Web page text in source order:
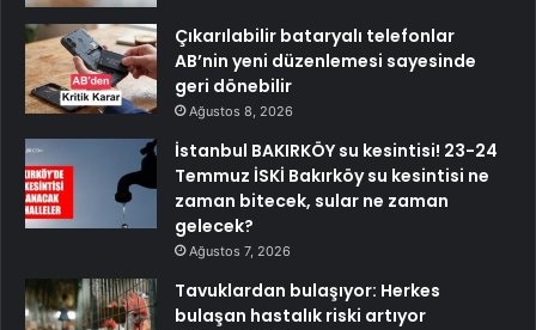
Çıkarılabilir bataryalı telefonlar
AB’nin yeni düzenlemesi sayesinde
geri dönebilir
Ağustos 8, 2026
İstanbul BAKIRKÖY su kesintisi! 23-24
Temmuz İSKİ Bakırköy su kesintisi ne
zaman bitecek, sular ne zaman
gelecek?
Ağustos 7, 2026
Tavuklardan bulaşıyor: Herkes
bulaşan hastalık riski artıyor